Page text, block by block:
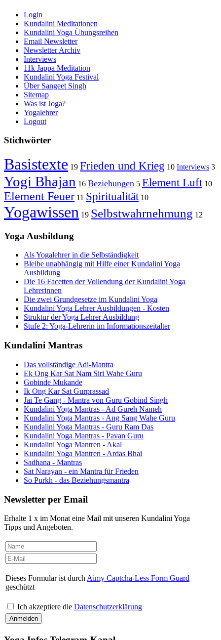
Login
Kundalini Meditationen
Kundalini Yoga Übungsreihen
Email Newsletter
Newsletter Archiv
Interviews
11k Jappa Meditation
Kundalini Yoga Festival
Über Sangeet Singh
Sitemap
Was ist Joga?
Yogalehrer
Logout
Stichwörter
Basistexte 19 Frieden und Krieg 10 Interviews 3
Yogi Bhajan 16 Beziehungen 5 Element Luft 10
Element Feuer 11 Spiritualität 10
Yogawissen 19 Selbstwahrnehmung 12
Yoga Ausbildung
Als Yogalehrer in die Selbständigkeit
Bleibe unabhängig mit Hilfe einer Kundalini Yoga
Ausbildung
Die 16 Facetten der Vollendung der Kundalini Yoga
Lehrerinnen
Die zwei Grundgesetze im Kundalini Yoga
Kundalini Yoga Lehrer Ausbildungen - Kosten
Struktur der Yoga Lehrer Ausbildung
Stufe 2: Yoga-Lehrerin im Informationszeitalter
Kundalini Mantras
Das vollständige Adi-Mantra
Ek Ong Kar Sat Nam Siri Wahe Guru
Gobinde Mukande
Ik Ong Kar Sat Gurprassad
Jai Te Gang - Mantra von Guru Gobind Singh
Kundalini Yoga Mantras - Ad Gureh Nameh
Kundalini Yoga Mantras - Ang Sang Wahe Guru
Kundalini Yoga Mantras - Guru Ram Das
Kundalini Yoga Mantras - Pavan Guru
Kundalini Yoga Mantren - Akal
Kundalini Yoga Mantren - Ardas Bhai
Sadhana - Mantras
Sat Narayan - ein Mantra für Frieden
So Purkh - das Beziehungsmantra
Newsletter per Email
Erhalte 1 x im Monat eine Mail mit unseren Kundalini Yoga
Tipps und Angeboten.
Dieses Formular ist durch Aimy Captcha-Less Form Guard
geschützt
Ich akzeptiere die Datenschutzerklärung